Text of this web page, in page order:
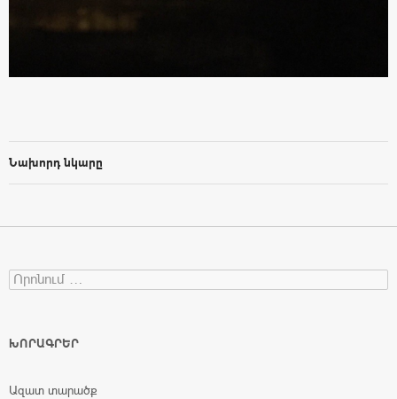
Նախորդ նկարը
Search for:
ԽՈՐԱԳՐԵՐ
Ազատ տարածք